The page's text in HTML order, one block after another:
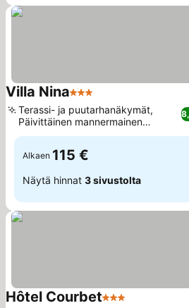
Villa Nina3 Tähtiluokitus
Terassi- ja puutarhanäkymät,
Päivittäinen mannermainen
aamiainen
Alkaen 115 €
Näytä hinnat 3 sivustolta
Hôtel Courbet3 Tähtiluokitus